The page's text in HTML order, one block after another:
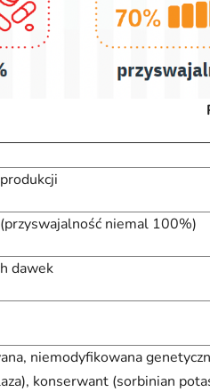
niemal 100%)
dawek
niemodyfikowana
konserwant (sorbinian